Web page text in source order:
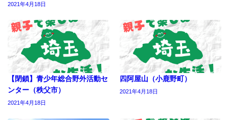
2021年4月18日
【閉鎖】青少年総合野外活動セ
ンター（秩父市）
2021年4月18日
四阿屋山（小鹿野町）
2021年4月18日